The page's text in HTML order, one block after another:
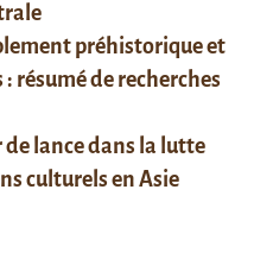
préhistorique et
résumé de recherches
de lance dans la lutte
culturels en Asie